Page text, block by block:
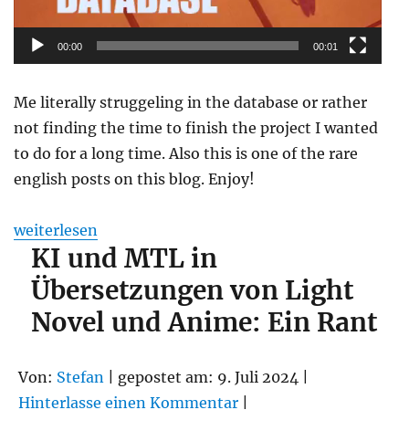
00:00 00:01
Me literally struggeling in the database or rather
not finding the time to finish the project I wanted
to do for a long time. Also this is one of the rare
english posts on this blog. Enjoy!
„Your help is needed! Help me collect data on light
weiterlesen
KI und MTL in
Übersetzungen von Light
Novel und Anime: Ein Rant
Von: Stefan | gepostet am: 9. Juli 2024 |
Hinterlasse einen Kommentar